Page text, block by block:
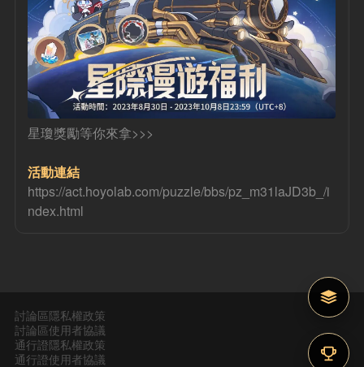
星瓊獎勵等你來拿>>>
活動連結
https://act.hoyolab.com/puzzle/bbs/pz_m31laJD3b_/i
ndex.html
討論區隱私權政策
討論區使用者協議
通行證隱私權政策
通行證使用者協議